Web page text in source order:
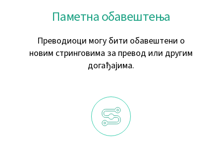
Паметна обавештења
Преводиоци могу бити обавештени о
новим стринговима за превод или другим
догађајима.